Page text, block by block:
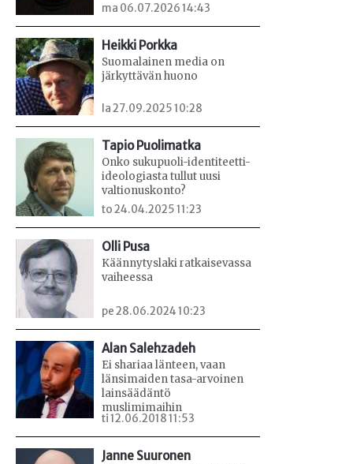
ma 06.07.2026 14:43
Heikki Porkka
Suomalainen media on
järkyttävän huono
la 27.09.2025 10:28
Tapio Puolimatka
Onko sukupuoli-identiteetti-
ideologiasta tullut uusi
valtionuskonto?
to 24.04.2025 11:23
Olli Pusa
Käännytyslaki ratkaisevassa
vaiheessa
pe 28.06.2024 10:23
Alan Salehzadeh
Ei shariaa länteen, vaan
länsimaiden tasa-arvoinen
lainsäädäntö
muslimimaihin
ti 12.06.2018 11:53
Janne Suuronen